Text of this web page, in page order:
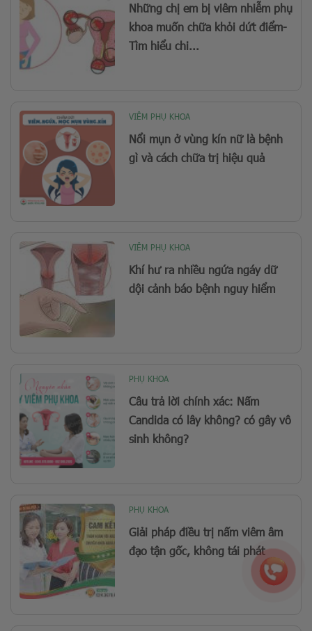
Những chị em bị viêm nhiễm phụ
khoa muốn chữa khỏi dứt điểm-
Tìm hiểu chi...
VIÊM PHỤ KHOA
Nổi mụn ở vùng kín nữ là bệnh
gì và cách chữa trị hiệu quả
VIÊM PHỤ KHOA
Khí hư ra nhiều ngứa ngáy dữ
dội cảnh báo bệnh nguy hiểm
PHỤ KHOA
Câu trả lời chính xác: Nấm
Candida có lây không? có gây vô
sinh không?
PHỤ KHOA
Giải pháp điều trị nấm viêm âm
đạo tận gốc, không tái phát